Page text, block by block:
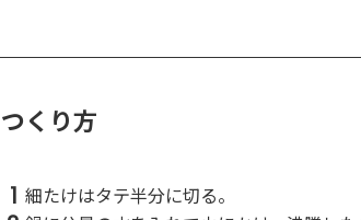
つくり方
1 細たけはタテ半分に切る。